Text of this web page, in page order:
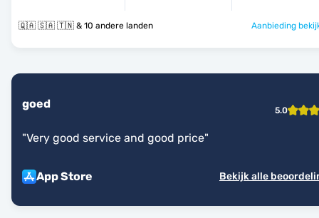
🇶🇦 🇸🇦 🇹🇳 & 10 andere landen Aanbieding
goed 5.0
"Very good service and good price"
App Store Bekijk alle